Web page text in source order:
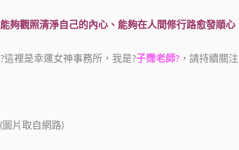
能夠觀照清淨自己的內心、能夠在人間修行路愈發順
?這裡是幸運女神事務所，我是?子霈老師? ，請持續關
(圖片取自網路)